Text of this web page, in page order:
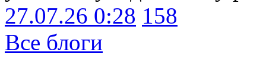
27.07.26 0:28 158
Все блоги